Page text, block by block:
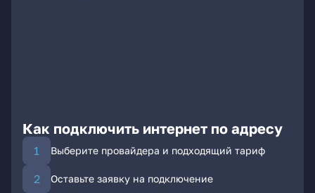
Как подключить интернет по адресу
Выберите провайдера и подходящий тариф
Оставьте заявку на подключение